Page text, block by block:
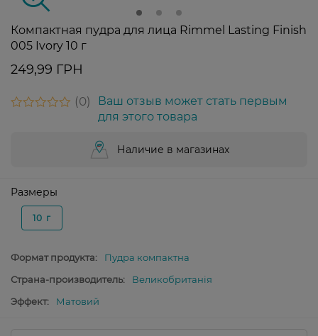
Компактная пудра для лица Rimmel Lasting Finish
005 Ivory 10 г
249,99 ГРН
0
Ваш отзыв может стать первым
для этого товара
Наличие в магазинах
Размеры
10 г
Формат продукта:
Пудра компактна
Страна-производитель:
Великобританія
Эффект:
Матовий